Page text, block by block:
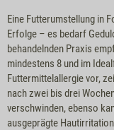
Eine Futterumstellung in
Erfolge – es bedarf
behandelnden Praxis
mindestens 8 und im
Futtermittelallergie vor,
nach zwei bis drei
verschwinden, ebenso
ausgeprägte